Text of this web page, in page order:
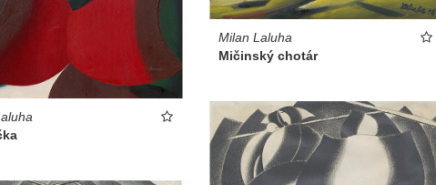
Milan Laluha
Mičinský chotár